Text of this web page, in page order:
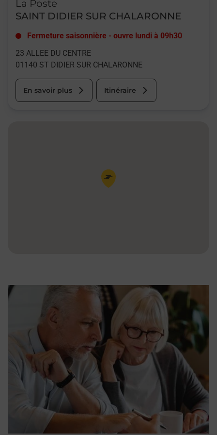
La Poste
SAINT DIDIER SUR CHALARONNE
Fermeture saisonnière - ouvre lundi à 09h30
23 ALLEE DU CENTRE
01140 ST DIDIER SUR CHALARONNE
En savoir plus Itinéraire
Pin de la carte